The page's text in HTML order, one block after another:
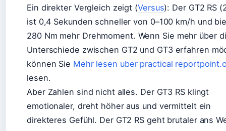
Ein direkter Vergleich zeigt (Versus): Der GT2 RS
ist 0,4 Sekunden schneller von 0–100 km/h und
280 Nm mehr Drehmoment. Wenn Sie mehr über
Unterschiede zwischen GT2 und GT3 erfahren
können Sie Mehr lesen uber practical
lesen.
Aber Zahlen sind nicht alles. Der GT3 RS klingt
emotionaler, dreht höher aus und vermittelt ein
direkteres Gefühl. Der GT2 RS geht brutaler ans